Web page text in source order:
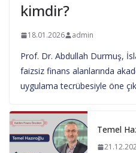
kimdir?
18.01.2026 admin
Prof. Dr. Abdullah Durmuş,
faizsiz finans alanlarında
uygulama tecrübesiyle öne
Temel